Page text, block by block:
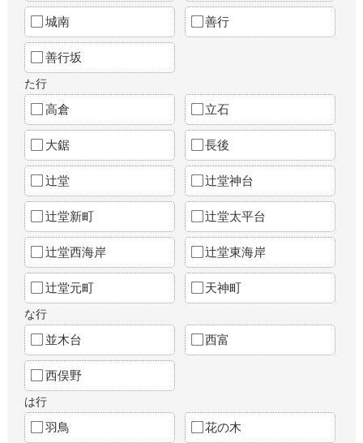
城南 善行
善行坂
た行
高倉 立石
大鋸 長後
辻堂 辻堂神台
辻堂新町 辻堂太平台
辻堂西海岸 辻堂東海岸
辻堂元町 天神町
な行
並木台 西富
西俣野
は行
羽鳥 花の木